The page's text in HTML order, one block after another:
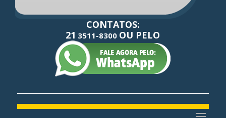
CONTATOS:
21 3511-8300 OU PELO